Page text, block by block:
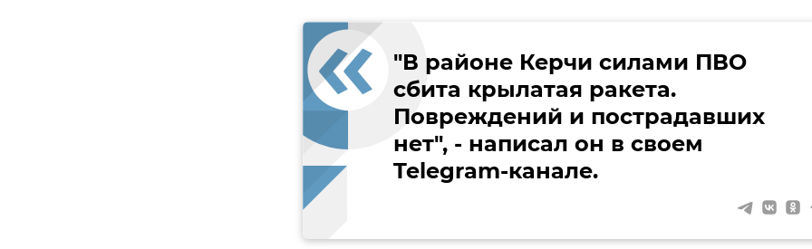
"В районе Керчи силами ПВО
сбита крылатая ракета.
Повреждений и пострадавших
нет", - написал он в своем
Telegram-канале.